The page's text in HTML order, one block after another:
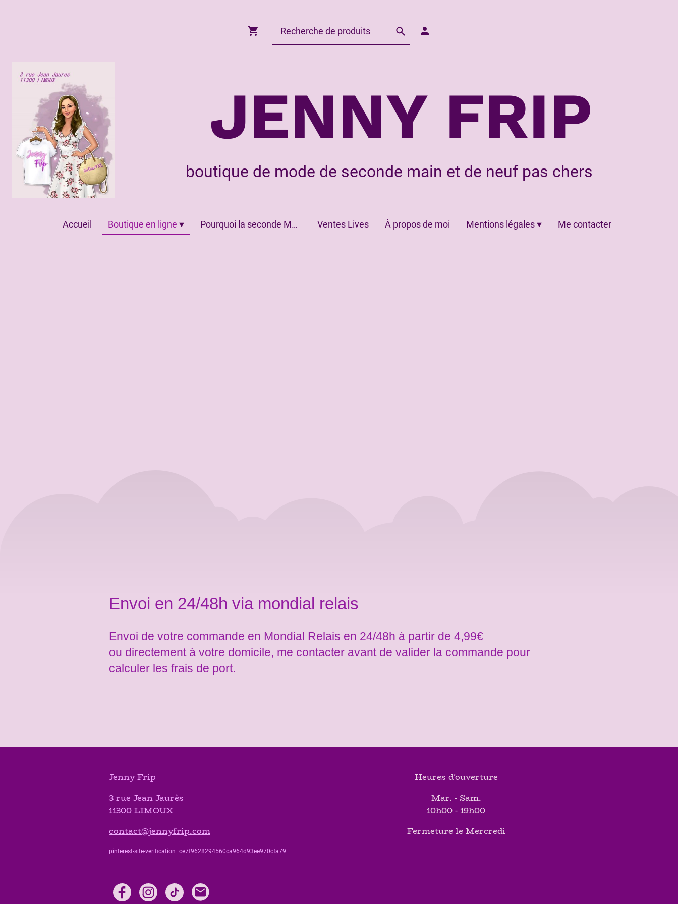
JENNY FRIP
boutique de mode de seconde main et de neuf pas chers
Accueil Boutique en ligne Pourquoi la seconde Main? Ventes Lives À propos de moi Mentions légales Me contacter
Envoi en 24/48h via mondial relais
Envoi de votre commande en Mondial Relais en 24/48h à partir de 4,99€
ou directement à votre domicile, me contacter avant de valider la commande pour
calculer les frais de port.
Jenny Frip
3 rue Jean Jaurès
11300 LIMOUX
contact@jennyfrip.com
pinterest-site-verification=ce7f9628294560ca964d93ee970cfa79
Heures d'ouverture
Mar. - Sam.
10h00 - 19h00
Fermeture le Mercredi